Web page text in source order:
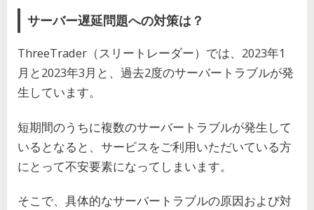
サーバー遅延問題への対策は？
ThreeTrader（スリートレーダー）では、2023年1
月と2023年3月と、過去2度のサーバートラブルが発
生しています。
短期間のうちに複数のサーバートラブルが発生して
いるとなると、サービスをご利用いただいている方
にとって不安要素になってしまいます。
そこで、具体的なサーバートラブルの原因および対